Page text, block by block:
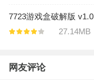
7723游戏盒破解版 v1.0
27.14MB
网友评论